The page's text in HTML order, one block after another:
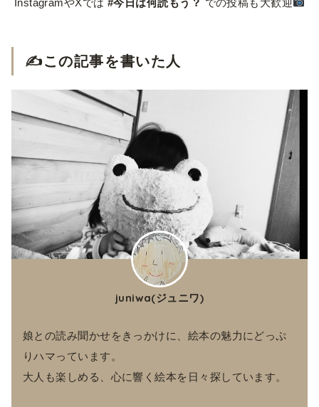
InstagramやXでは#今日は何読もう？ での投稿も大歓迎
✍️この記事を書いた人
juniwa(ジュニワ)
娘との読み聞かせをきっかけに、絵本の魅力にどっぷ
りハマっています。
大人も楽しめる、心に響く絵本を日々探しています。